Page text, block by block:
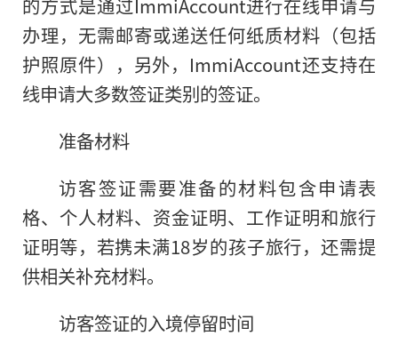
的方式是通过ImmiAccount进行在线申请与
办理，无需邮寄或递送任何纸质材料（包括
护照原件），另外，ImmiAccount还支持在
线申请大多数签证类别的签证。
准备材料
访客签证需要准备的材料包含申请表
格、个人材料、资金证明、工作证明和旅行
证明等，若携未满18岁的孩子旅行，还需提
供相关补充材料。
访客签证的入境停留时间